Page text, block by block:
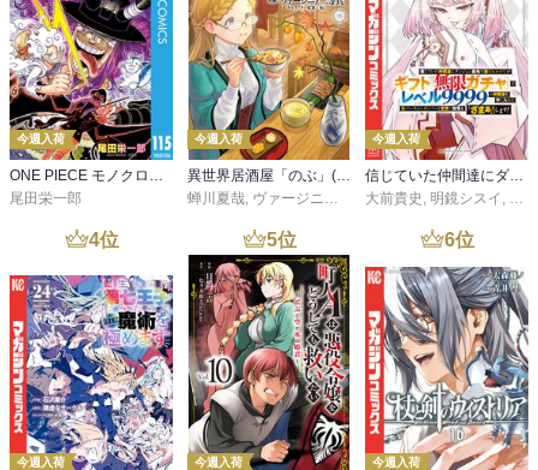
今週入荷
尾田栄一郎
今週入荷
蝉川夏哉 ヴァージニア二等兵 ,転
今週入荷
大前貴史 明鏡シスイ
4位
今週入荷
5位
今週入荷
6位
今週入荷